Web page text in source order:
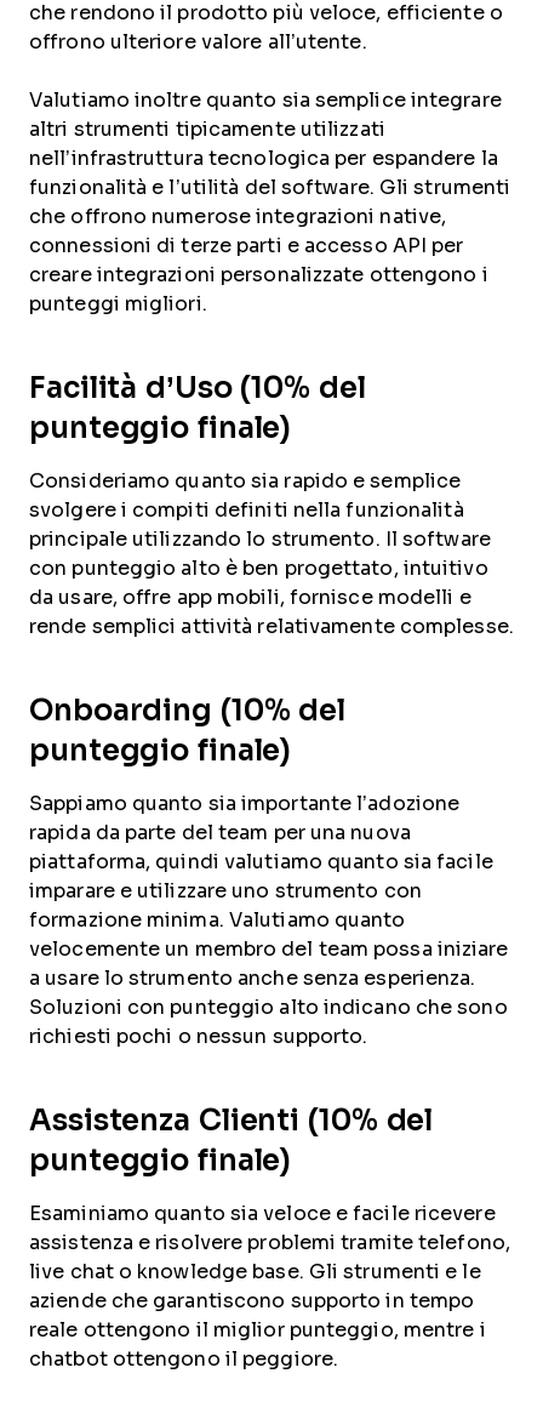
che rendono il prodotto più veloce, efficiente o
offrono ulteriore valore all’utente.
Valutiamo inoltre quanto sia semplice integrare
altri strumenti tipicamente utilizzati
nell’infrastruttura tecnologica per espandere la
funzionalità e l’utilità del software. Gli strumenti
che offrono numerose integrazioni native,
connessioni di terze parti e accesso API per
creare integrazioni personalizzate ottengono i
punteggi migliori.
Facilità d’Uso (10% del
punteggio finale)
Consideriamo quanto sia rapido e semplice
svolgere i compiti definiti nella funzionalità
principale utilizzando lo strumento. Il software
con punteggio alto è ben progettato, intuitivo
da usare, offre app mobili, fornisce modelli e
rende semplici attività relativamente complesse.
Onboarding (10% del
punteggio finale)
Sappiamo quanto sia importante l’adozione
rapida da parte del team per una nuova
piattaforma, quindi valutiamo quanto sia facile
imparare e utilizzare uno strumento con
formazione minima. Valutiamo quanto
velocemente un membro del team possa iniziare
a usare lo strumento anche senza esperienza.
Soluzioni con punteggio alto indicano che sono
richiesti pochi o nessun supporto.
Assistenza Clienti (10% del
punteggio finale)
Esaminiamo quanto sia veloce e facile ricevere
assistenza e risolvere problemi tramite telefono,
live chat o knowledge base. Gli strumenti e le
aziende che garantiscono supporto in tempo
reale ottengono il miglior punteggio, mentre i
chatbot ottengono il peggiore.